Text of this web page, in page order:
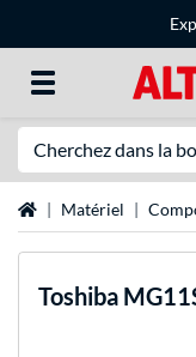
Page d'accueil
Matériel
Toshiba